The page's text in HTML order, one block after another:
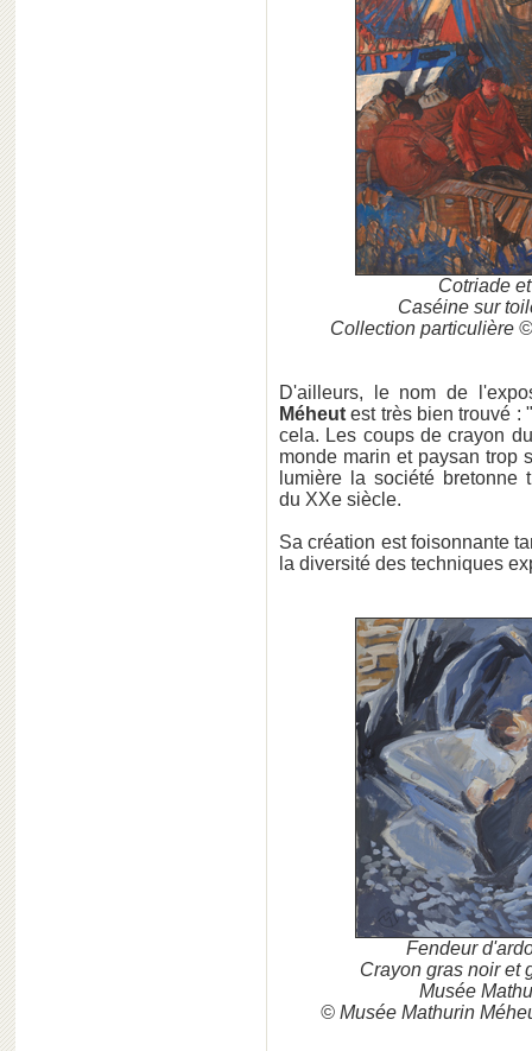
Cotriade
Caséine sur
Collection particulière
D'ailleurs, le nom de
Méheut est très bien trouvé :
cela. Les coups de crayon
monde marin et paysan trop
lumière la société
du XXe siècle.
Sa création est foisonnante
la diversité des techniques
Fendeur
Crayon gras noir et
Musée
© Musée Mathurin